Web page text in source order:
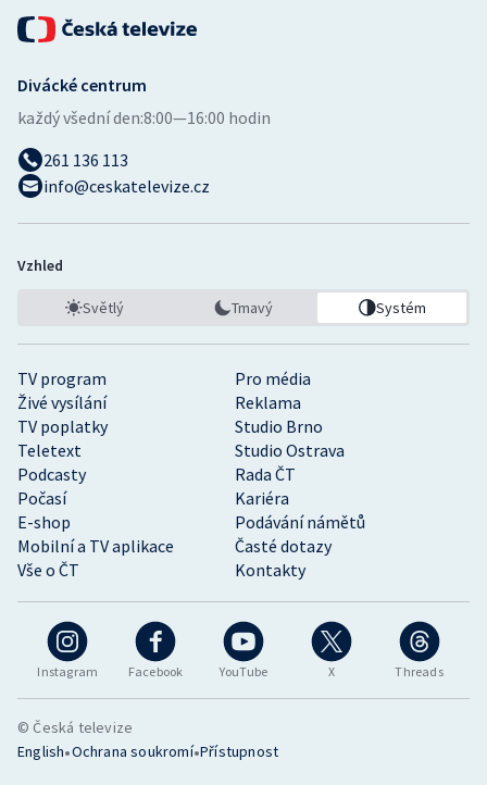
Volejbal
Ostatní
Instagram Facebook YouTube X Threads
TV program
Pro média
Živé vysílání
Reklama
TV poplatky
Studio Brno
Teletext
Studio Ostrava
Podcasty
Rada ČT
Počasí
Kariéra
E-shop
Podávání námětů
Mobilní a TV aplikace
Časté dotazy
Vše o ČT
Kontakty
Divácké centrum
každý všední den:8:00—16:00 hodin
261 136 113
info@ceskatelevize.cz
Vzhled
Světlý Tmavý Systém
© Česká televize
English•Ochrana soukromí•Přístupnost